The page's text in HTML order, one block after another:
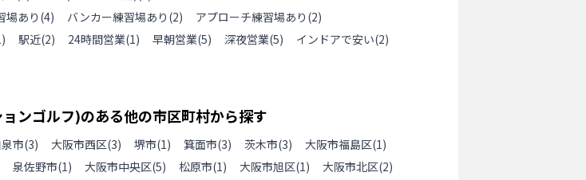
場あり (4) バンカー練習場あり (2) アプローチ練習場あり (2)
) 駅近(2) 24時間営業(1) 早朝営業(5) 深夜営業(5) インドアで安い(2)
ンゴルフ)のある他の市区町村から探す
市(3) 大阪市西区(3) 堺市(1) 箕面市(3) 茨木市(3) 大阪市福島区(1)
泉佐野市(1) 大阪市中央区(5) 松原市(1) 大阪市旭区(1) 大阪市北区(2)